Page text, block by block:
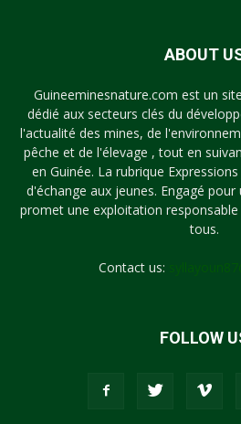
ABOUT
Guineeminesnature.com est un
dédié aux secteurs clés du
l'actualité des mines, de
pêche et de l'élevage , tout en
en Guinée. La rubrique
d'échange aux jeunes. Engagé
promet une exploitation
tous.
Contact us:
FOLLOW